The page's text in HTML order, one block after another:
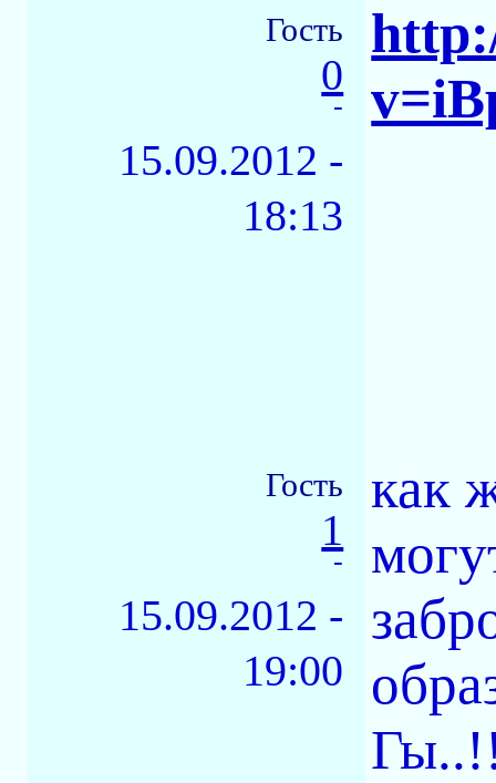
Гость
0
-
15.09.2012 -
18:13
Гость
1
-
15.09.2012 -
19:00
как